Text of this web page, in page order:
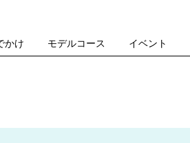
かけ モデルコース イベント